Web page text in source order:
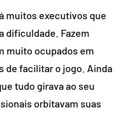
muitos executivos que
dificuldade. Fazem
muito ocupados em
de facilitar o jogo. Ainda
tudo girava ao seu
orbitavam suas